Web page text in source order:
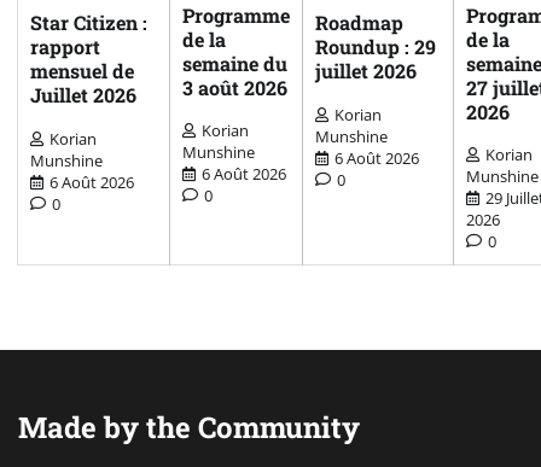
Star Citizen :
rapport
mensuel de
Juillet 2026
Korian
Munshine
6 Août 2026
0
Programme
de la
semaine du
3 août 2026
Korian
Munshine
6 Août 2026
0
Roadmap
Roundup : 29
juillet 2026
Korian
Munshine
6 Août 2026
0
de la
27
2026
Korian
Munshine
29
2026
0
Made by the Community